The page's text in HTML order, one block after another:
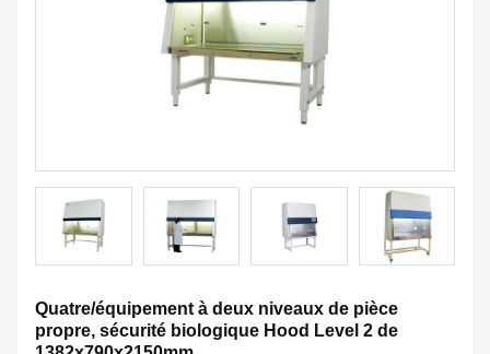
Quatre/équipement à deux niveaux de pièce
propre, sécurité biologique Hood Level 2 de